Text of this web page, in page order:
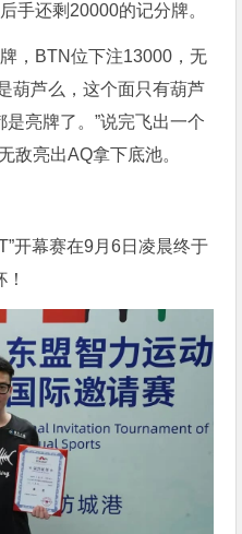
手还剩20000的记分牌。
，BTN位下注13000，无
葫芦么，这个面只有葫芦
亮牌了。”说完飞出一个
敌亮出AQ拿下底池。
开幕赛在9月6日凌晨终于